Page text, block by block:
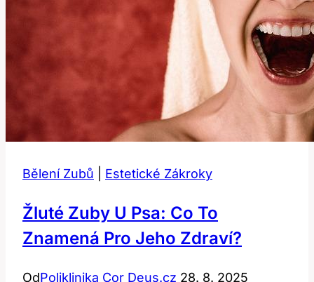
Bělení Zubů Estetické Zákroky
Žluté Zuby U Psa: Co To
Znamená Pro Jeho Zdraví?
OdPoliklinika Cor Deus.cz 28. 8. 2025